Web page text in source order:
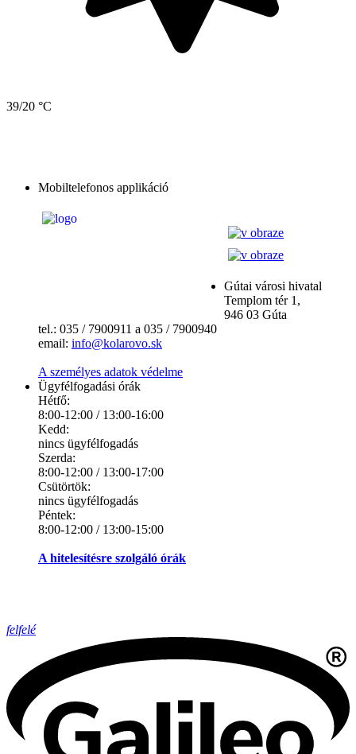
39/20 °C
Mobiltelefonos applikáció
Gútai városi hivatal
Templom tér 1,
946 03 Gúta
tel.: 035 / 7900911 a 035 / 7900940
email: info@kolarovo.sk
A személyes adatok védelme
Ügyfélfogadási órák
Hétfő:
8:00-12:00 / 13:00-16:00
Kedd:
nincs ügyfélfogadás
Szerda:
8:00-12:00 / 13:00-17:00
Csütörtök:
nincs ügyfélfogadás
Péntek:
8:00-12:00 / 13:00-15:00
A hitelesítésre szolgáló órák
felfelé